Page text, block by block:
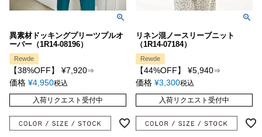
異素材ドッキングプリーツプルオ
ーバー（1R14-08196）
Rewde
【38%OFF】 ¥7,920⇒
価格 ¥4,950税込
入荷リクエスト受付中
リネン混ノースリーブニット
（1R14-07184）
Rewde
【44%OFF】 ¥5,940⇒
価格 ¥3,300税込
入荷リクエスト受付中